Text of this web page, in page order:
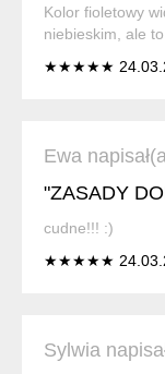
Kolor fioletowy
niebieskim, ale
★★★★★
Ewa
"ZASADY
cudne!!! :)
★★★★★
Sylwia